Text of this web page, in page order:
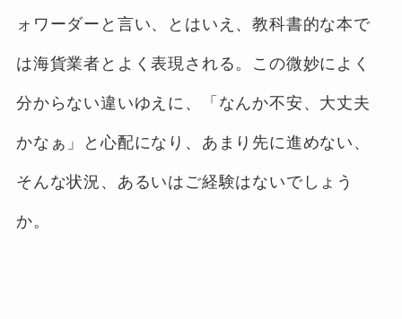
ォワーダーと言い、とはいえ、教科書的な本で
は海貨業者とよく表現される。この微妙によく
分からない違いゆえに、「なんか不安、大丈夫
かなぁ」と心配になり、あまり先に進めない、
そんな状況、あるいはご経験はないでしょう
か。